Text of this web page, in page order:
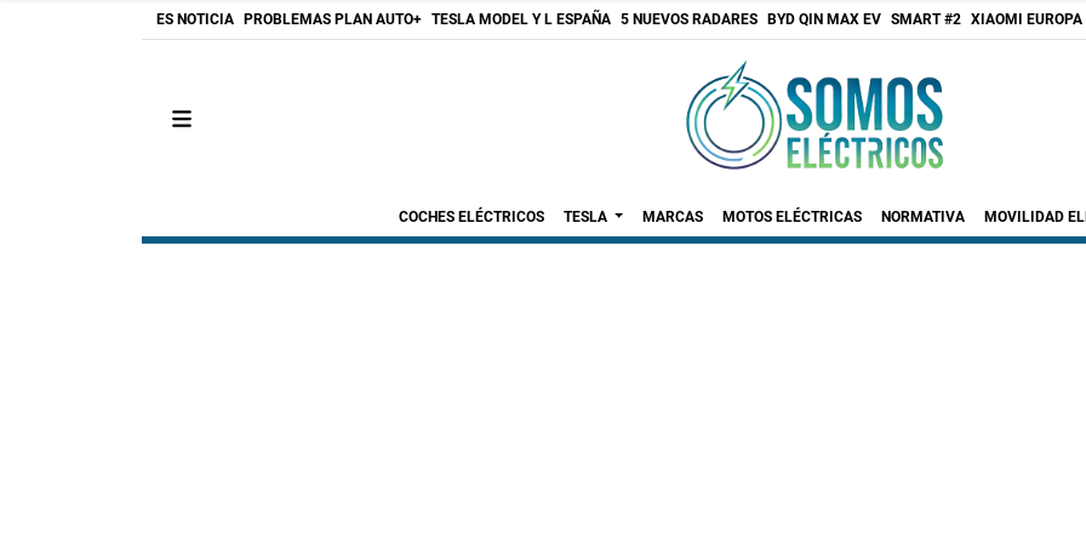
ES NOTICIA PROBLEMAS PLAN AUTO+ TESLA MODEL Y L ESPAÑA 5 NUEVOS RADARES BYD QIN MAX EV SMART #2 XIAOMI EUROPA
COCHES ELÉCTRICOS TESLA MARCAS MOTOS ELÉCTRICAS NORMATIVA MOVILIDAD